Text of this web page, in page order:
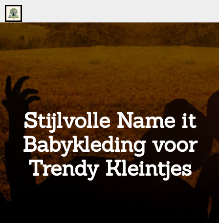
Go
to
home
page
onsgrotegezin.nl
Stijlvolle Name it
Babykleding voor
Trendy Kleintjes